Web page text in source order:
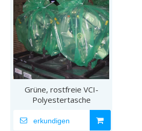
Grüne, rostfreie VCI-
Polyestertasche
erkundigen